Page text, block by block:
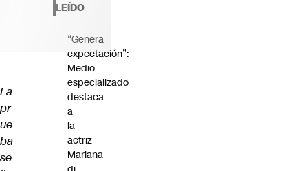
La
pr
ue
ba
se
LEÍDO
“Genera
expectación”:
Medio
especializado
destaca
a
la
actriz
Mariana